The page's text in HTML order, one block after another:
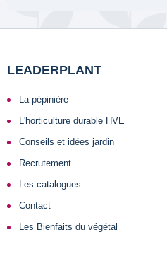
LEADERPLANT
La pépinière
L'horticulture durable HVE
Conseils et idées jardin
Recrutement
Les catalogues
Contact
Les Bienfaits du végétal